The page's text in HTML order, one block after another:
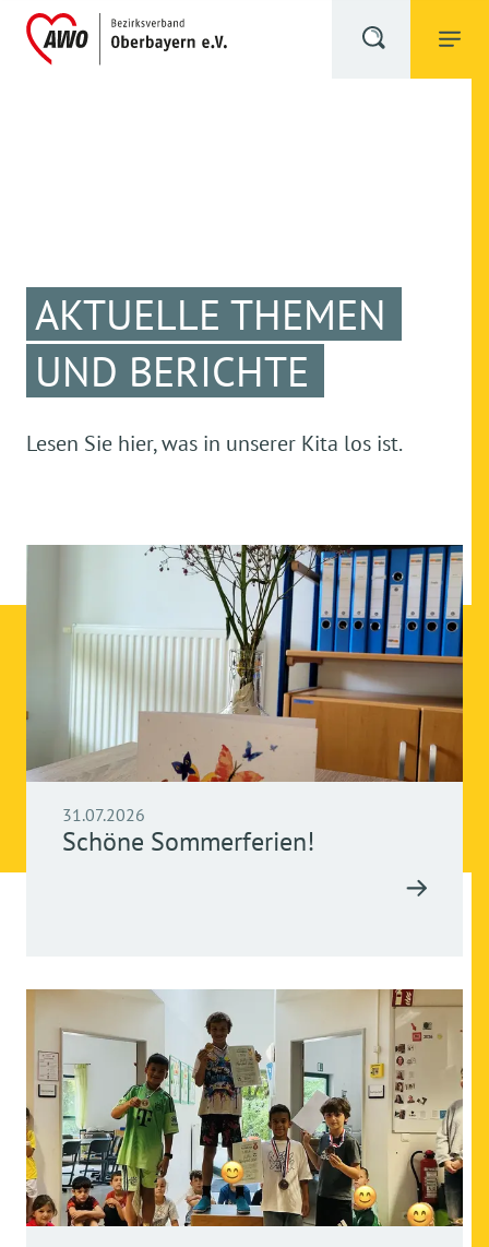
AKTUELLE THEMEN
UND BERICHTE
Lesen Sie hier, was in unserer Kita los ist.
31.07.2026
Schöne Sommerferien!